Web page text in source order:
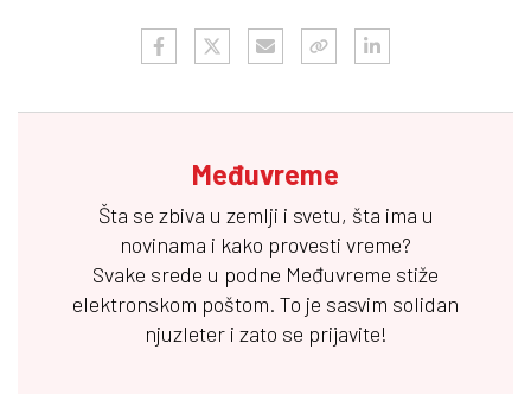
Međuvreme
Šta se zbiva u zemlji i svetu, šta ima u
novinama i kako provesti vreme?
Svake srede u podne Međuvreme stiže
elektronskom poštom. To je sasvim solidan
njuzleter i zato se prijavite!